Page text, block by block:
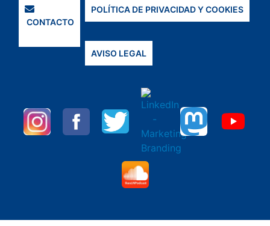
CONTACTO
POLÍTICA DE PRIVACIDAD Y COOKIES
AVISO LEGAL